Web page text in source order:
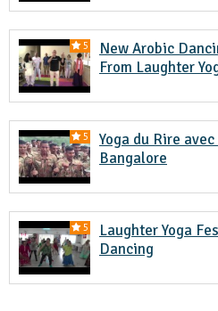
5
New Arobic
From Laughter
5
Yoga du Rire
Bangalore
5
Laughter Yoga
Dancing